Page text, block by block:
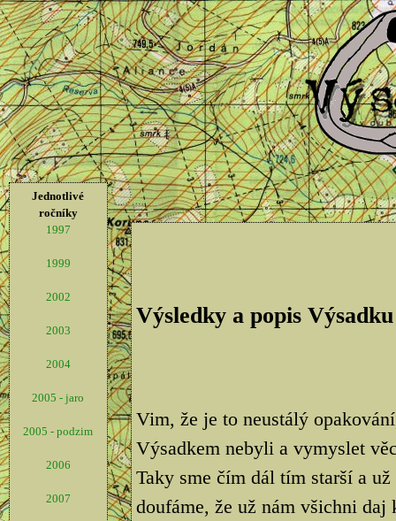
Jednotlivé
ročníky
1997
1999
2002
2003
2004
2005 - jaro
2005 - podzim
2006
2007
Výsledky a popis Výsadku
Vim, že je to neustálý
Výsadkem nebyli a vymyslet
Taky sme čím dál tím starší a
doufáme, že už nám všichni daj